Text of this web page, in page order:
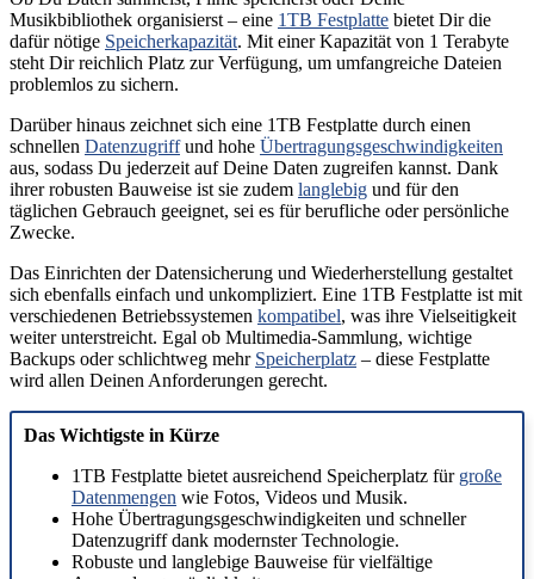
Musikbibliothek organisierst – eine 1TB Festplatte bietet Dir die
dafür nötige Speicherkapazität. Mit einer Kapazität von 1 Terabyte
steht Dir reichlich Platz zur Verfügung, um umfangreiche Dateien
problemlos zu sichern.
Darüber hinaus zeichnet sich eine 1TB Festplatte durch einen
schnellen Datenzugriffund hohe Übertragungsgeschwindigkeiten
aus, sodass Du jederzeit auf Deine Daten zugreifen kannst. Dank
ihrer robusten Bauweise ist sie zudem langlebig und für den
täglichen Gebrauch geeignet, sei es für berufliche oder persönliche
Zwecke.
Das Einrichten der Datensicherung und Wiederherstellung gestaltet
sich ebenfalls einfach und unkompliziert. Eine 1TB Festplatte ist mit
verschiedenen Betriebssystemen kompatibel, was ihre Vielseitigkeit
weiter unterstreicht. Egal ob Multimedia-Sammlung, wichtige
Backups oder schlichtweg mehr Speicherplatz – diese Festplatte
wird allen Deinen Anforderungen gerecht.
Das Wichtigste in Kürze
1TB Festplatte bietet ausreichend Speicherplatz für große
Datenmengen wie Fotos, Videos und Musik.
Hohe Übertragungsgeschwindigkeiten und schneller
Datenzugriff dank modernster Technologie.
Robuste und langlebige Bauweise für vielfältige